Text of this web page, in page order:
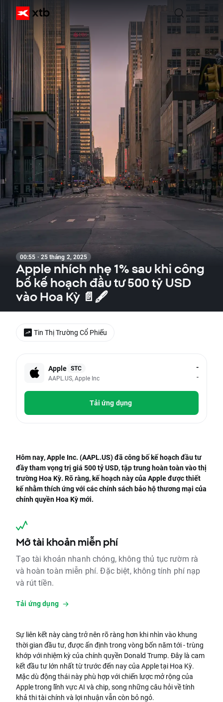
00:55 · 25 tháng 2, 2025
Apple nhích nhẹ 1% sau khi công
bố kế hoạch đầu tư 500 tỷ USD
vào Hoa Kỳ 📄🖋️
Apple STC
AAPL.US, Apple Inc
-
-
Tải ứng dụng
Hôm nay, Apple Inc. (AAPL.US) đã công bố kế hoạch đầu tư
đầy tham vọng trị giá 500 tỷ USD, tập trung hoàn toàn vào thị
trường Hoa Kỳ. Rõ ràng, kế hoạch này của Apple được thiết
kế nhằm thích ứng với các chính sách bảo hộ thương mại của
chính quyền Hoa Kỳ mới.
Mở tài khoản miễn phí
Tạo tài khoản nhanh chóng, không thủ tục rườm rà
và hoàn toàn miễn phí. Đặc biệt, không tính phí nạp
và rút tiền.
Tải ứng dụng
Sự liên kết này càng trở nên rõ ràng hơn khi nhìn vào khung
thời gian đầu tư, được ấn định trong vòng bốn năm tới - trùng
khớp với nhiệm kỳ của chính quyền Donald Trump. Đây là cam
kết đầu tư lớn nhất từ trước đến nay của Apple tại Hoa Kỳ.
Mặc dù động thái này phù hợp với chiến lược mở rộng của
Apple trong lĩnh vực AI và chip, song những câu hỏi về tính
khả thi tài chính và lợi nhuận vẫn còn bỏ ngỏ.
Tin Thị Trường Cổ Phiếu